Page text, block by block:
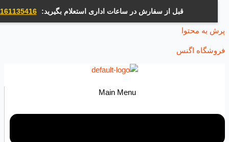
قبل از سفارش در ساعات اداری استعلام بگیرید: 09161135416
محتوا
اگنس
Main Menu